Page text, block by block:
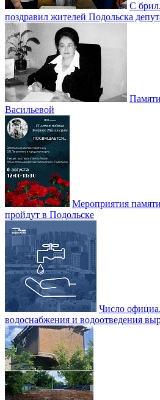
С
поздравил жителей Подольска
Васильевой
Мероприятия
пройдут в Подольске
Число
водоснабжения и водоотведения